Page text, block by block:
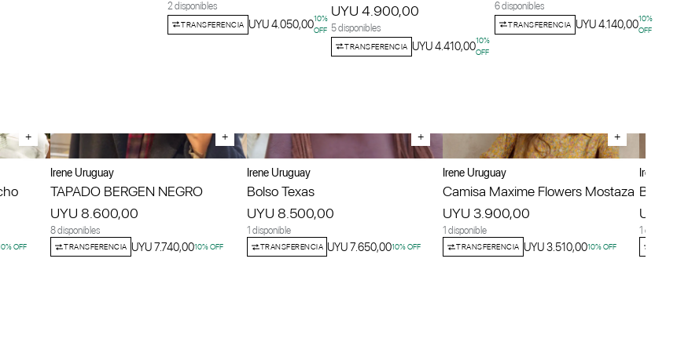
2 disponibles
TRANSFERENCIA UYU 4.050,0010%
OFF
UYU 4.900,00
5 disponibles
TRANSFERENCIA UYU 4.410,0010%
OFF
6 disponibles
TRANSFERENCIA UYU 4.140,0010%
OFF
+
% OFF
+
Irene Uruguay
TAPADO BERGEN NEGRO
UYU 8.600,00
8 disponibles
TRANSFERENCIA UYU 7.740,0010% OFF
+
Irene Uruguay
Bolso Texas
UYU 8.500,00
1 disponible
TRANSFERENCIA UYU 7.650,0010% OFF
+
Irene Uruguay
Camisa Maxime Flowers Mostaza
UYU 3.900,00
1 disponible
TRANSFERENCIA UYU 3.510,0010% OFF
Irene
Blusa
UYU
1